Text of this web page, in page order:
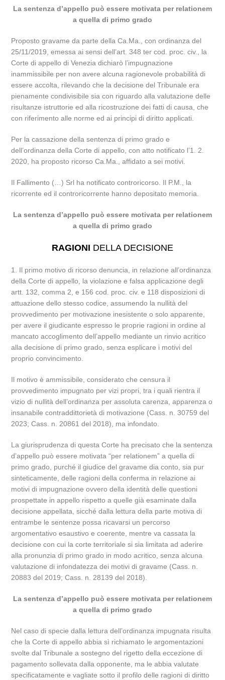
La sentenza d’appello può essere motivata per relationem
a quella di primo grado
Proposto gravame da parte della Ca.Ma., con ordinanza del
25/11/2019, emessa ai sensi dell’art. 348 ter cod. proc. civ., la
Corte di appello di Venezia dichiarò l’impugnazione
inammissibile per non avere alcuna ragionevole probabilità di
essere accolta, rilevando che la decisione del Tribunale era
pienamente condivisibile sia con riguardo alla valutazione delle
risultanze istruttorie ed alla ricostruzione dei fatti di causa, che
con riferimento alle norme ed ai principi di diritto applicati.
Per la cassazione della sentenza di primo grado e
dell’ordinanza della Corte di appello, con atto notificato l’1. 2.
2020, ha proposto ricorso Ca.Ma., affidato a sei motivi.
Il Fallimento (…) Srl ha notificato controricorso. Il P.M., la
ricorrente ed il controricorrente hanno depositato memoria.
La sentenza d’appello può essere motivata per relationem
a quella di primo grado
RAGIONI DELLA DECISIONE
1. Il primo motivo di ricorso denuncia, in relazione all’ordinanza
della Corte di appello, la violazione e falsa applicazione degli
artt. 132, comma 2, e 156 cod. proc. civ. e 118 disposizioni di
attuazione dello stesso codice, assumendo la nullità del
provvedimento per motivazione inesistente o solo apparente,
per avere il giudicante espresso le proprie ragioni in ordine al
mancato accoglimento dell’appello mediante un rinvio acritico
alla decisione di primo grado, senza esplicare i motivi del
proprio convincimento.
Il motivo è ammissibile, considerato che censura il
provvedimento impugnato per vizi propri, tra i quali rientra il
vizio di nullità dell’ordinanza per assoluta carenza, apparenza o
insanabile contraddittorietà di motivazione (Cass. n. 30759 del
2023; Cass. n. 20861 del 2018), ma infondato.
La giurisprudenza di questa Corte ha precisato che la sentenza
d’appello può essere motivata “per relationem” a quella di
primo grado, purché il giudice del gravame dia conto, sia pur
sinteticamente, delle ragioni della conferma in relazione ai
motivi di impugnazione ovvero della identità delle questioni
prospettate in appello rispetto a quelle già esaminate dalla
decisione appellata, sicché dalla lettura della parte motiva di
entrambe le sentenze possa ricavarsi un percorso
argomentativo esaustivo e coerente, mentre va cassata la
decisione con cui la corte territoriale si sia limitata ad aderire
alla pronunzia di primo grado in modo acritico, senza alcuna
valutazione di infondatezza dei motivi di gravame (Cass. n.
20883 del 2019; Cass. n. 28139 del 2018).
La sentenza d’appello può essere motivata per relationem
a quella di primo grado
Nel caso di specie dalla lettura dell’ordinanza impugnata risulta
che la Corte di appello abbia sì richiamato le argomentazioni
svolte dal Tribunale a sostegno del rigetto della eccezione di
pagamento sollevata dalla opponente, ma le abbia valutate
specificatamente e vagliate sotto il profilo delle ragioni di diritto